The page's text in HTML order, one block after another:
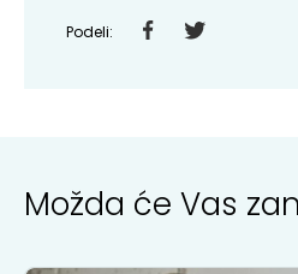
Podeli:
Možda će Vas